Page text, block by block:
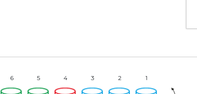
6 5 4 3 2 1